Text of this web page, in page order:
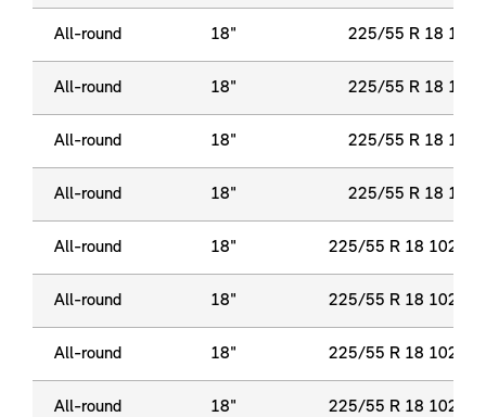
All-round 18" 225/55 R 18 102
All-round 18" 225/55 R 18 102
All-round 18" 225/55 R 18 102
All-round 18" 225/55 R 18 102
All-round 18" 225/55 R 18 102 H
All-round 18" 225/55 R 18 102 H
All-round 18" 225/55 R 18 102 H
All-round 18" 225/55 R 18 102 H